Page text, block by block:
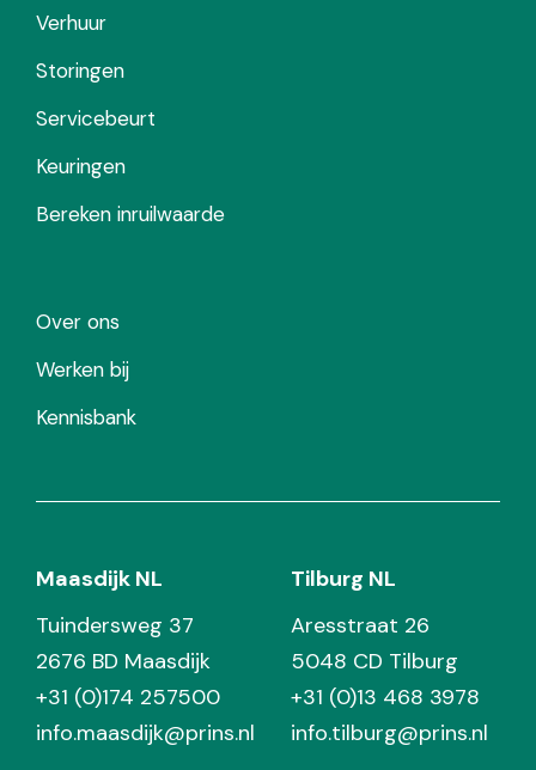
Verhuur
Storingen
Servicebeurt
Keuringen
Bereken inruilwaarde
Over ons
Werken bij
Kennisbank
Maasdijk NL
Tuindersweg 37
2676 BD Maasdijk
+31 (0)174 257500
info.maasdijk@prins.nl
Tilburg NL
Aresstraat 26
5048 CD Tilburg
+31 (0)13 468 3978
info.tilburg@prins.nl